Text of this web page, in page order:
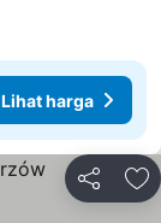
Lihat harga
Bagikan